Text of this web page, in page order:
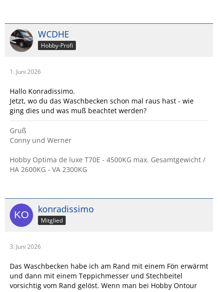
WCDHE
Hobby-Profi
1. Juni 2026
Hallo Konradissimo.
Jetzt, wo du das Waschbecken schon mal raus hast - wie
ging dies und was muß beachtet werden?
Gruß
Conny und Werner
Hobby Optima de luxe T70E - 4500KG max. Gesamtgewicht /
HA 2600KG - VA 2300KG
konradissimo
Mitglied
3. Juni 2026
Das Waschbecken habe ich am Rand mit einem Fön erwärmt
und dann mit einem Teppichmesser und Stechbeitel
vorsichtig vom Rand gelöst. Wenn man bei Hobby Ontour